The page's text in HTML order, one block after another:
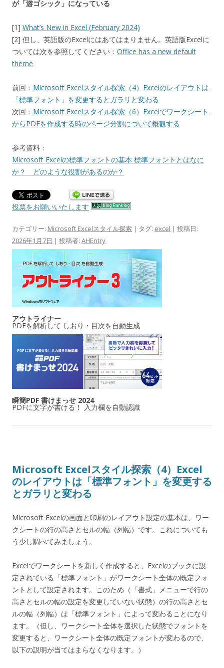
が「游ゴシック」になっている
[1] What’s New in Excel (February 2024)
[2] 但し、英語版のExcelにはあてはまりません。英語版Excelに
ついては次を参照してください： Office has a new default
theme
前回： Microsoft Excelスタイル探索（4）Excelのレイアウトは
「標準フォント」を変更するとガラリと変わる
次回： Microsoft Excelスタイル探索（6）Excelでワークシート
からPDFを作成する時のページ分割について概観する
参考資料：
Microsoft Excelの標準フォントの基本 標準フォントとはなに
か？ どのような役割があるのか？
投票をお願いいたします
カテゴリー: Microsoft Excelスタイル探索 | タグ: excel | 投稿日:
2026年1月7日 | 投稿者: AHEntry
アウトライナー
PDFを解析して しおり・目次を自動生成
瞬簡PDF 書けまっせ 2024
PDFに文字が書ける！ 入力欄を自動認識
Microsoft Excelスタイル探索（4）Excel
のレイアウトは「標準フォント」を変更する
とガラリと変わる
Microsoft Excelの画面と印刷のレイアウト設定の基本は、ワー
クシートの行の高さとセルの幅（列幅）です。これについても
う少し調べてみましょう。
Excelでワークシートを新しく作成すると、Excelのブックに設
定されている「標準フォント」がワークシート全体の既定フォ
ントとして設定されます。このため（「書式」メニューで行の
高さとセルの幅の設定を変更していない状態）の行の高さとセ
ルの幅（列幅）は「標準フォント」によって変わることになり
ます。（但し、ワークシート全体を選択した状態でフォントを
変更すると、ワークシート全体の既定フォントが変わるので、
以下の説明が当てはまらなくなります。）